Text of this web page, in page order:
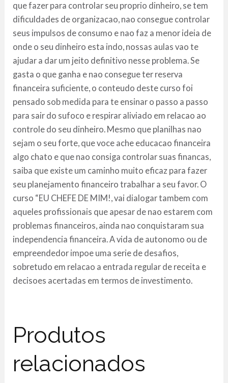
que fazer para controlar seu proprio dinheiro, se tem
dificuldades de organizacao, nao consegue controlar
seus impulsos de consumo e nao faz a menor ideia de
onde o seu dinheiro esta indo, nossas aulas vao te
ajudar a dar um jeito definitivo nesse problema. Se
gasta o que ganha e nao consegue ter reserva
financeira suficiente, o conteudo deste curso foi
pensado sob medida para te ensinar o passo a passo
para sair do sufoco e respirar aliviado em relacao ao
controle do seu dinheiro. Mesmo que planilhas nao
sejam o seu forte, que voce ache educacao financeira
algo chato e que nao consiga controlar suas financas,
saiba que existe um caminho muito eficaz para fazer
seu planejamento financeiro trabalhar a seu favor. O
curso “EU CHEFE DE MIM!, vai dialogar tambem com
aqueles profissionais que apesar de nao estarem com
problemas financeiros, ainda nao conquistaram sua
independencia financeira. A vida de autonomo ou de
empreendedor impoe uma serie de desafios,
sobretudo em relacao a entrada regular de receita e
decisoes acertadas em termos de investimento.
Produtos
relacionados